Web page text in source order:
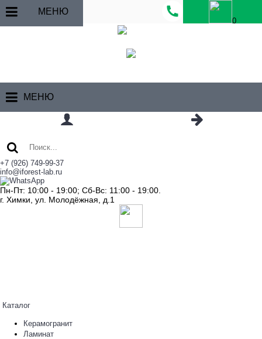
МЕНЮ
0
МЕНЮ
+7 (926) 749-99-37
info@iforest-lab.ru
Пн-Пт: 10:00 - 19:00; Сб-Вс: 11:00 - 19:00.
г. Химки, ул. Молодёжная, д.1
Каталог
Керамогранит
Ламинат